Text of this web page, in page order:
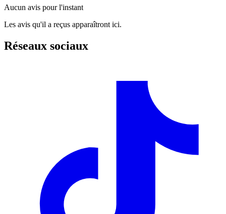
Aucun avis pour l'instant
Les avis qu'il a reçus apparaîtront ici.
Réseaux sociaux